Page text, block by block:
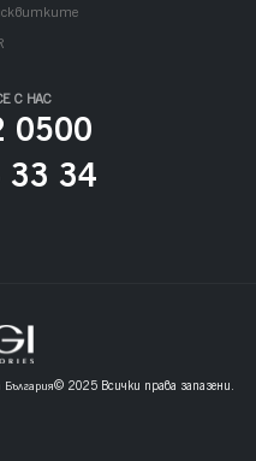
С НАС
0500
33 34
© 2025 Всички права запазени.